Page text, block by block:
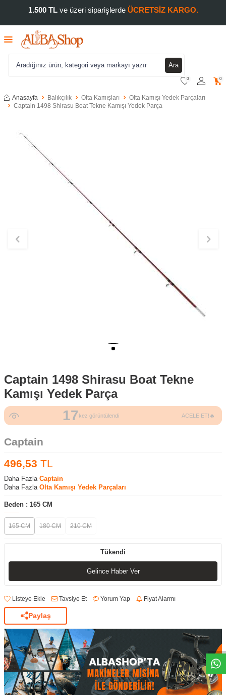
1.500 TLve üzeri siparişlerde ÜCRETSİZ KARGO.
Ara
0 0
Anasayfa Balıkçılık Olta Kamışları
Olta Kamışı Yedek Parçaları
Captain 1498 Shirasu Boat Tekne Kamışı Yedek Parça
Captain 1498 Shirasu Boat Tekne
Kamışı Yedek Parça
17kez görüntülendi ACELE ET!🔥
Captain
496,53 TL
Daha Fazla Captain
Daha Fazla Olta Kamışı Yedek Parçaları
Beden : 165 CM
165 CM 180 CM 210 CM
Tükendi
Gelince Haber Ver
Listeye Ekle Tavsiye Et Yorum Yap Fiyat Alarmı
Paylaş